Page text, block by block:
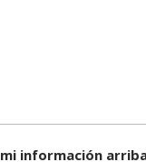
información